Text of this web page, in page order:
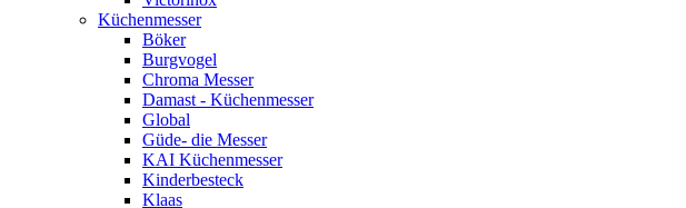
Küchenmesser
Böker
Burgvogel
Chroma Messer
Damast - Küchenmesser
Global
Güde- die Messer
KAI Küchenmesser
Kinderbesteck
Klaas